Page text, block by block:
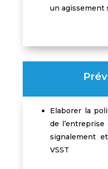
un agissement
Elaborer la
de
signalement
VSST